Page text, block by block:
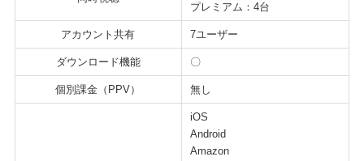
プレミアム：4台
アカウント共有 7ユーザー
ダウンロード機能 〇
個別課金（PPV） 無し
iOS
Android
Amazon